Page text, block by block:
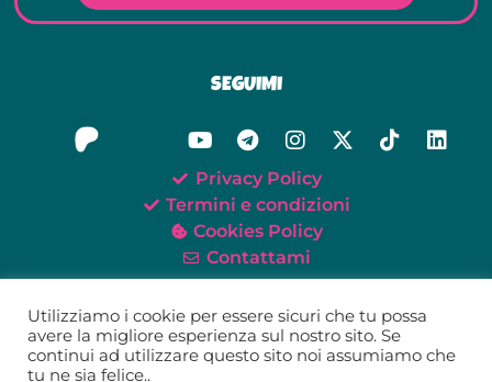
SEGUIMI
Privacy Policy
Termini e condizioni
Cookies Policy
Contattami
Utilizziamo i cookie per essere sicuri che tu possa
avere la migliore esperienza sul nostro sito. Se
continui ad utilizzare questo sito noi assumiamo che
tu ne sia felice..